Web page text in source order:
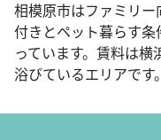
相模原市はファミリ
付きとペット暮らす
っています。賃料は
浴びているエリアです。